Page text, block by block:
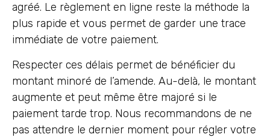
agréé. Le règlement en ligne reste la méthode la
plus rapide et vous permet de garder une trace
immédiate de votre paiement.
Respecter ces délais permet de bénéficier du
montant minoré de l’amende. Au-delà, le montant
augmente et peut même être majoré si le
paiement tarde trop. Nous recommandons de ne
pas attendre le dernier moment pour régler votre